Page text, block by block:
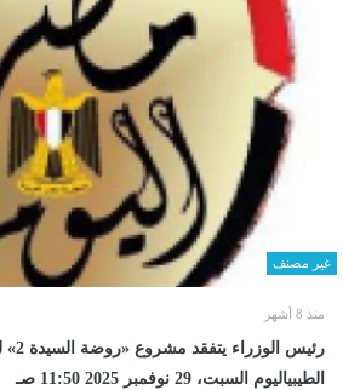
غير مصنف
منذ 8 أشهر
رئيس
الطيبياليوم السبت، 29 نوفمبر 2025 11:50 صـ